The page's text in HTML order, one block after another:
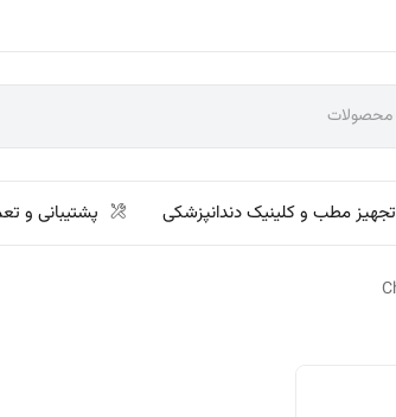
تجهیز مطب و کلینیک دندانپزشکی پشتیبانی و